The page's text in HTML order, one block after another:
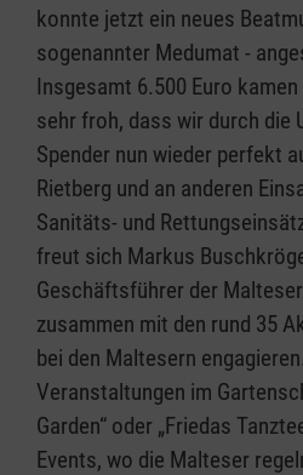
konnte jetzt ein neues
sogenannter Medumat -
Insgesamt 6.500 Euro
sehr froh, dass wir durch die
Spender nun wieder perfekt
Rietberg und an anderen
Sanitäts- und
freut sich Markus
Geschäftsführer der
zusammen mit den rund 35
bei den Maltesern
Veranstaltungen im
Garden“ oder „Friedas
Events, wo die Malteser